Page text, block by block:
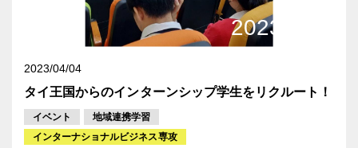
2023/2/20
2023/04/04
タイ王国からのインターンシップ学生をリクルート！
イベント
地域連携学習
インターナショナルビジネス専攻